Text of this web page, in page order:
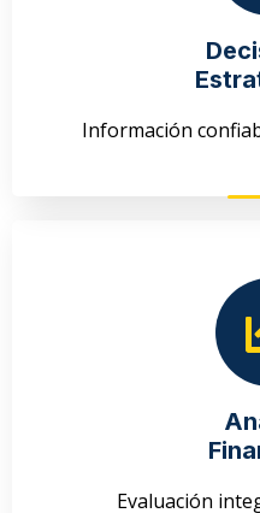
Información
Evaluación